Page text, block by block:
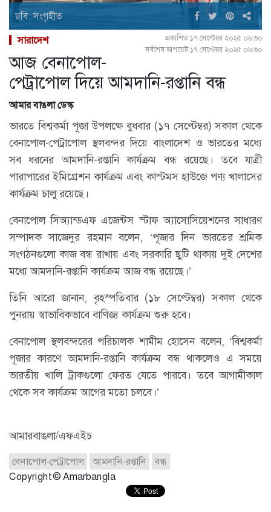
ছবি: সংগৃহীত
সারাদেশ
প্রকাশিত ১৭ সেপ্টেম্বর ২০২৫ ০৬:৩০
সর্বশেষ আপডেট ১৭ সেপ্টেম্বর ২০২৫ ০৬:৩০
আজ বেনাপোল-
পেট্রাপোল দিয়ে আমদানি-রপ্তানি বন্ধ
আমার বাঙলা ডেস্ক
ভারতে বিশ্বকর্মা পূজা উপলক্ষে বুধবার (১৭ সেপ্টেম্বর) সকাল থেকে
বেনাপোল-পেট্রাপোল স্থলবন্দর দিয়ে বাংলাদেশ ও ভারতের মধ্যে
সব ধরনের আমদানি-রপ্তানি কার্যক্রম বন্ধ রয়েছে। তবে যাত্রী
পারাপারের ইমিগ্রেশন কার্যক্রম এবং কাস্টমস হাউজে পণ্য খালাসের
কার্যক্রম চালু রয়েছে।
বেনাপোল সিঅ্যান্ডএফ এজেন্টস স্টাফ অ্যাসোসিয়েশনের সাধারণ
সম্পাদক সাজেদুর রহমান বলেন, ‘পূজার দিন ভারতের শ্রমিক
সংগঠনগুলো কাজ বন্ধ রাখায় এবং সরকারি ছুটি থাকায় দুই দেশের
মধ্যে আমদানি-রপ্তানি কার্যক্রম আজ বন্ধ রয়েছে।’
তিনি আরো জানান, বৃহস্পতিবার (১৮ সেপ্টেম্বর) সকাল থেকে
পুনরায় স্বাভাবিকভাবে বাণিজ্য কার্যক্রম শুরু হবে।
বেনাপোল স্থলবন্দরের পরিচালক শামীম হোসেন বলেন, ‘বিশ্বকর্মা
পূজার কারণে আমদানি-রপ্তানি কার্যক্রম বন্ধ থাকলেও এ সময়ে
ভারতীয় খালি ট্রাকগুলো ফেরত যেতে পারবে। তবে আগামীকাল
থেকে সব কার্যক্রম আগের মতো চলবে।’
আমারবাঙলা/এফএইচ
বেনাপোল-পেট্রাপোল আমদানি-রপ্তানি
বন্ধ
Copyright © Amarbangla